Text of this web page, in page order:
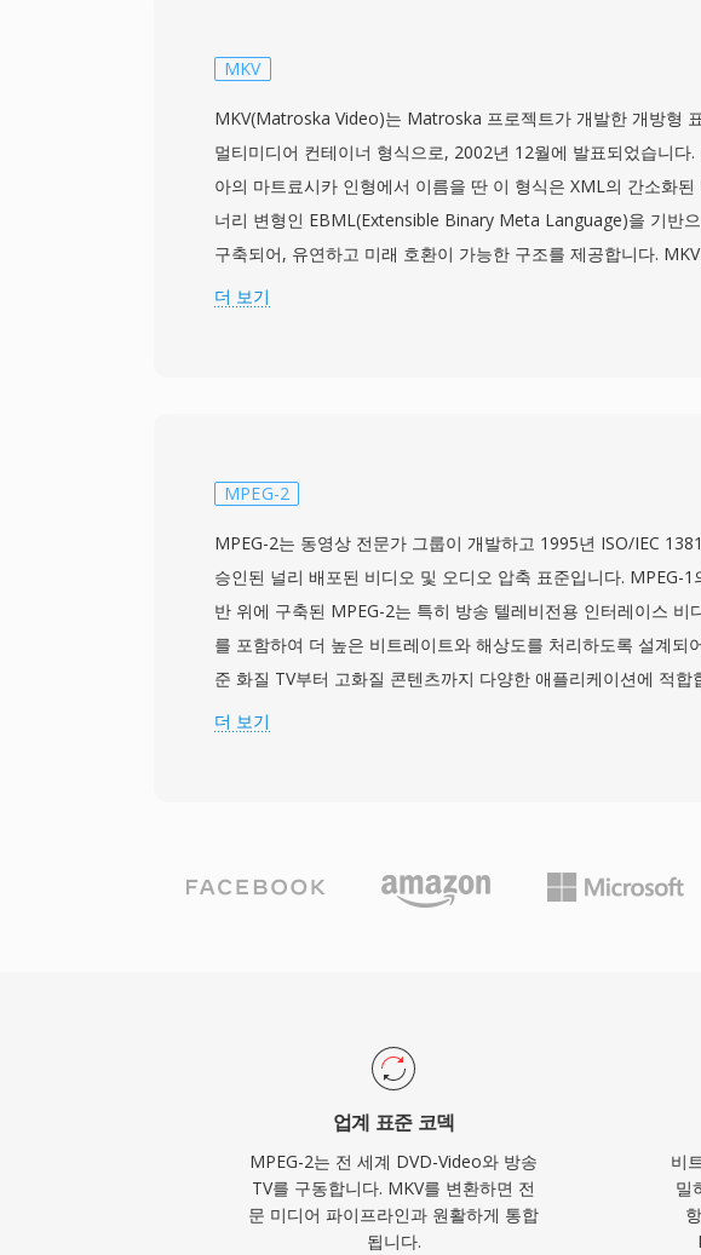
MKV
MKV(Matroska Video)는 Matroska 프로젝트가 개발한 개방형
멀티미디어 컨테이너 형식으로, 2002년 12월에 발표되었습니다.
아의 마트료시카 인형에서 이름을 딴 이 형식은 XML의 간소화된
너리 변형인 EBML(Extensible Binary Meta Language)을 기반
구축되어, 유연하고 미래 호환이 가능한 구조를 제공합니다.
단일 파일 내에 사실상 무제한의 비디오, 오디오, 자막 트랙을 담
등), 태그 메타데이터를 지원하여 가장 기능이 풍부한 컨테이너 중
기 및 쓰기를 구현할 수 있도록 보장하며, 이는 미디어 플레이어,
리밍 도구, 인코딩 소프트웨어 전반에 걸친 폭넓은 채택을 이끌었
다. 사실상 모든 코덱 조합을 하나의 잘 정리된 파일에 캡슐화할
는 능력 덕분에 MKV는 고품질 비디오 배포, 아카이빙, 개인 미디
이브러리를 위한 선호 컨테이너가 되었습니다.
더 보기
MPEG-2
MPEG-2는 동영상 전문가 그룹이 개발하고 1995년 ISO/IEC
승인된 널리 배포된 비디오 및 오디오 압축 표준입니다. MPEG-1
반 위에 구축된 MPEG-2는 특히 방송 텔레비전용 인터레이스 비
를 포함하여 더 높은 비트레이트와 해상도를 처리하도록 설계되
준 화질 TV부터 고화질 콘텐츠까지 다양한 애플리케이션에 적합
다. 이 표준은 프로필과 레벨의 개념을 도입하여, 기본 애플리케이
영화 품질의 비디오를 소비자 시장에 선보였습니다. 전송 스트림
은 잡음이 있는 채널을 통한 방송 전달에 필수적인 오류 회복 기능
는 비트레이트가 80Mbps에 달합니다. H.264와 HEVC 같은 최신
이 상당히 더 나은 압축 효율을 제공하지만, MPEG-2는 방송 인프
케이블 및 위성 시스템, 전 세계에 유통된 수십억 장의 DVD 디스
깊이 뿌리내리고 있습니다.
더 보기
업계 표준 코덱
MPEG-2는 전 세계 DVD-Video와 방송
TV를 구동합니다. MKV를 변환하면 전
문 미디어 파이프라인과 원활하게 통합
됩니다.
비
밀